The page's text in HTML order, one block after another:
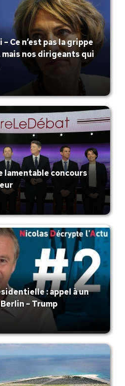
Ce n’est pas la grippe
nos dirigeants qui
lamentable concours
: appel à un
– Trump